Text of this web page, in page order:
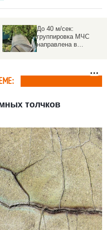
До 40 м/сек:
группировка МЧС
направлена в
толчков